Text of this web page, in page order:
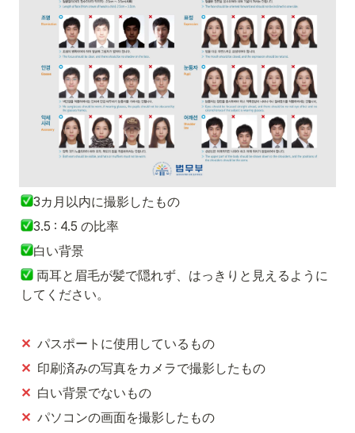
3カ月以内に撮影したもの
3.5 : 4.5 の比率
白い背景
両耳と眉毛が髪で隠れず、はっきりと見えるように
してください。
✕ パスポートに使用しているもの
✕ 印刷済みの写真をカメラで撮影したもの
✕ 白い背景でないもの
✕ パソコンの画面を撮影したもの